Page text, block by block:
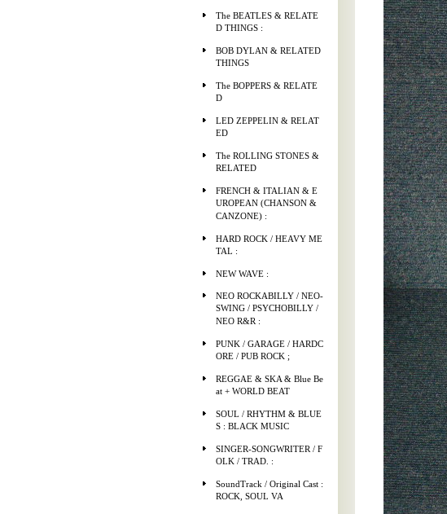
The BEATLES & RELATE
D THINGS :
BOB DYLAN & RELATED
THINGS
The BOPPERS & RELATE
D
LED ZEPPELIN & RELAT
ED
The ROLLING STONES &
RELATED
FRENCH & ITALIAN & E
UROPEAN (CHANSON &
CANZONE) :
HARD ROCK / HEAVY ME
TAL :
NEW WAVE :
NEO ROCKABILLY / NEO-
SWING / PSYCHOBILLY /
NEO R&R :
PUNK / GARAGE / HARDC
ORE / PUB ROCK ;
REGGAE & SKA & Blue Be
at + WORLD BEAT
SOUL / RHYTHM & BLUE
S : BLACK MUSIC
SINGER-SONGWRITER / F
OLK / TRAD. :
SoundTrack / Original Cast :
ROCK, SOUL VA